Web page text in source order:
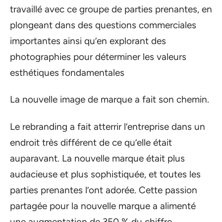
travaillé avec ce groupe de parties prenantes, en
plongeant dans des questions commerciales
importantes ainsi qu’en explorant des
photographies pour déterminer les valeurs
esthétiques fondamentales
La nouvelle image de marque a fait son chemin.
Le rebranding a fait atterrir l’entreprise dans un
endroit très différent de ce qu’elle était
auparavant. La nouvelle marque était plus
audacieuse et plus sophistiquée, et toutes les
parties prenantes l’ont adorée. Cette passion
partagée pour la nouvelle marque a alimenté